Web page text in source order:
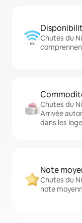
Chutes du
Chutes du
Arrivée
dans les
Note
Chutes du
note